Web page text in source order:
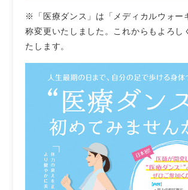
※「医療ダンス」は「メディカルウォー
称変更いたしました。これからもよろし
たします。